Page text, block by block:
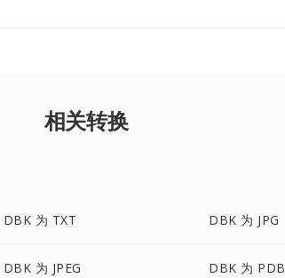
相关转换
DBK 为 TXT DBK 为 JPG
DBK 为 JPEG DBK 为 PDB